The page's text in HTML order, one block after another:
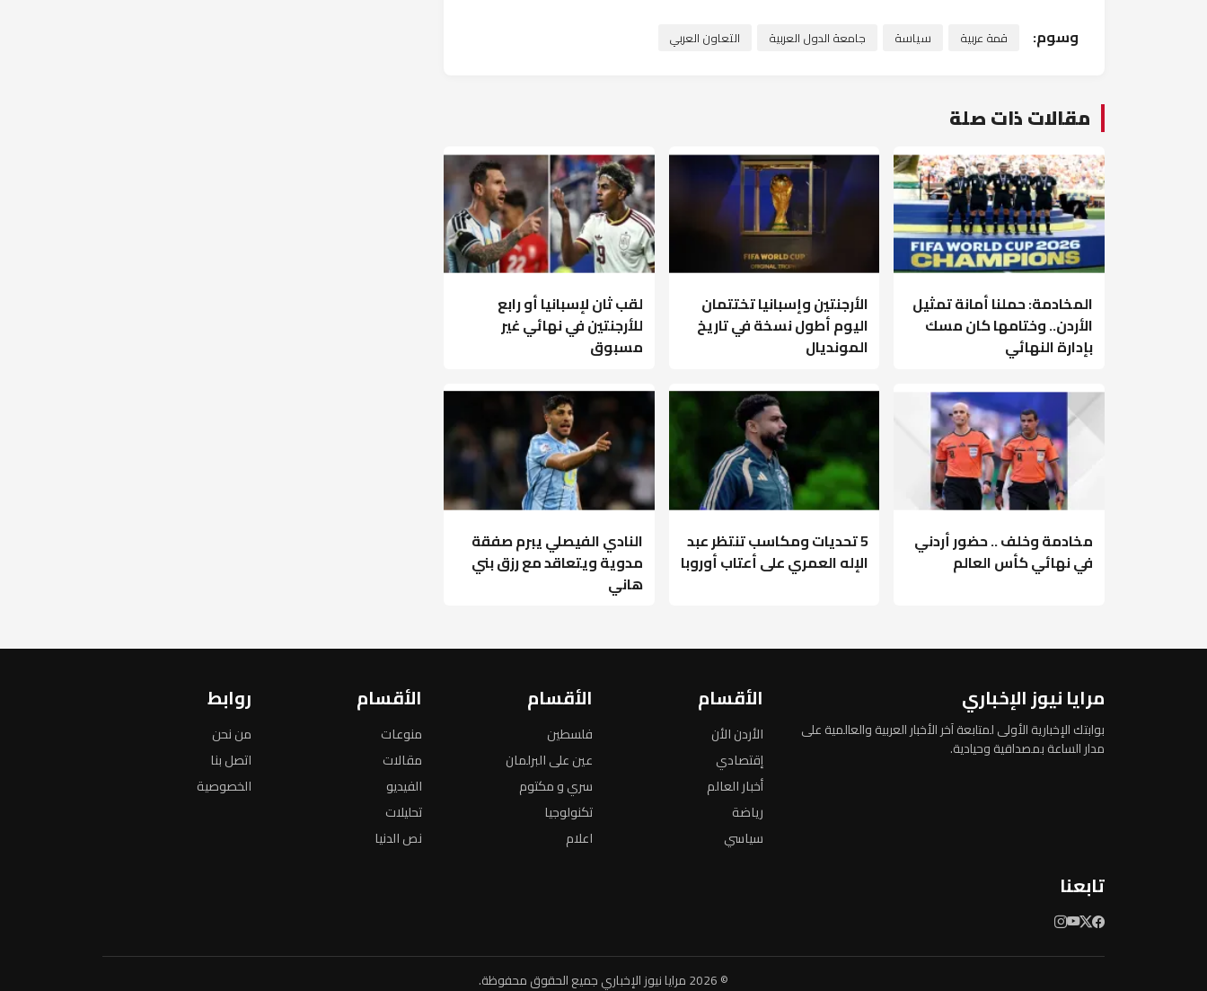
وسوم: قمة عربية سياسة جامعة الدول العربية التعاون العربي
مقالات ذات صلة
المخادمة: حملنا أمانة تمثيل
الأردن.. وختامها كان مسك
بإدارة النهائي
الأرجنتين وإسبانيا تختتمان
اليوم أطول نسخة في تاريخ
المونديال
لقب ثان لإسبانيا أو رابع
للأرجنتين في نهائي غير
مسبوق
مخادمة وخلف .. حضور أردني
في نهائي كأس العالم
5 تحديات ومكاسب تنتظر عبد
الإله العمري على أعتاب أوروبا
النادي الفيصلي يبرم صفقة
مدوية ويتعاقد مع رزق بني
هاني
مرايا نيوز الإخباري
بوابتك الإخبارية الأولى لمتابعة آخر الأخبار العربية والعالمية على
مدار الساعة بمصداقية وحيادية.
الأقسام
الأردن الأن
إقتصادي
أخبار العالم
رياضة
سياسي
الأقسام
فلسطين
عين على البرلمان
سري و مكتوم
تكنولوجيا
اعلام
الأقسام
منوعات
مقالات
الفيديو
تحليلات
نص الدنيا
روابط
من نحن
اتصل بنا
الخصوصية
تابعنا
© 2026 مرايا نيوز الإخباري جميع الحقوق محفوظة.